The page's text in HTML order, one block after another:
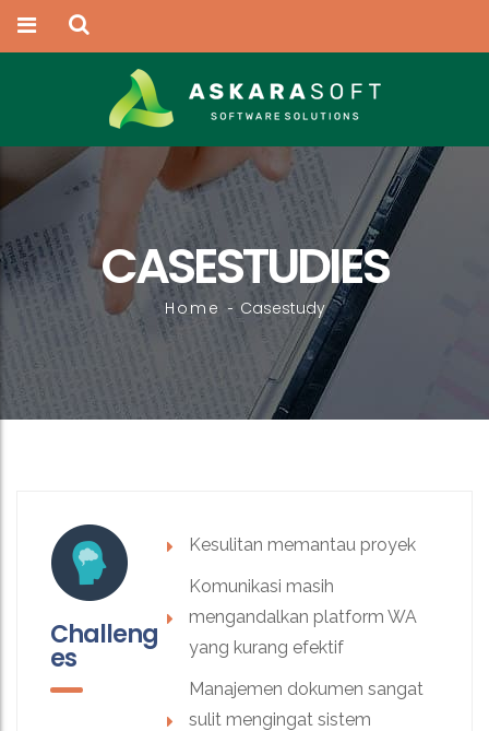
CASESTUDIES
Home - Casestudy
Challeng
es
Kesulitan memantau proyek
Komunikasi masih
mengandalkan platform WA
yang kurang efektif
Manajemen dokumen sangat
sulit mengingat sistem